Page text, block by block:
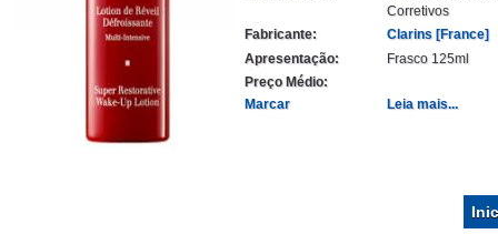
Corretivos
Fabricante:
Clarins [France]
Apresentação:
Frasco 125ml
Preço Médio:
Marcar
Leia mais...